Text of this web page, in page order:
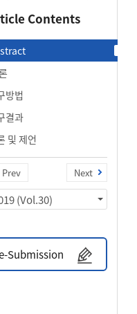
Contents
방법
결과
및 제언
Prev Next
2019 (Vol.30)
Submission